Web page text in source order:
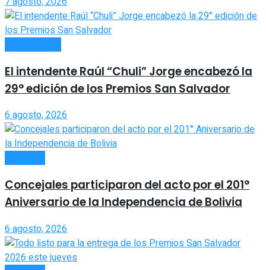
El intendente Raúl “Chuli” Jorge encabezó la
29° edición de los Premios San Salvador
6 agosto, 2026
Concejales participaron del acto por el 201°
Aniversario de la Independencia de Bolivia
6 agosto, 2026